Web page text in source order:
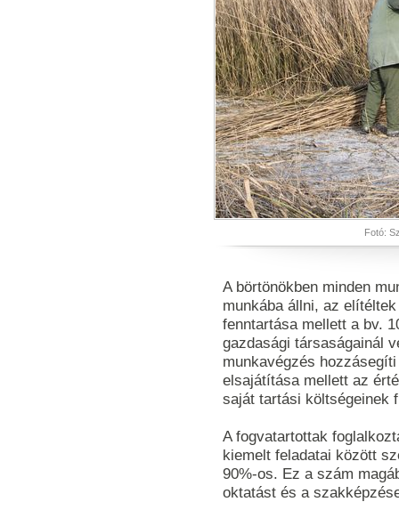
Fotó:
A börtönökben minden
munkába állni, az
fenntartása mellett a bv.
gazdasági társaságainál
munkavégzés
elsajátítása mellett az
saját tartási költségeinek
A fogvatartottak
kiemelt feladatai között
90%-os. Ez a szám
oktatást és a